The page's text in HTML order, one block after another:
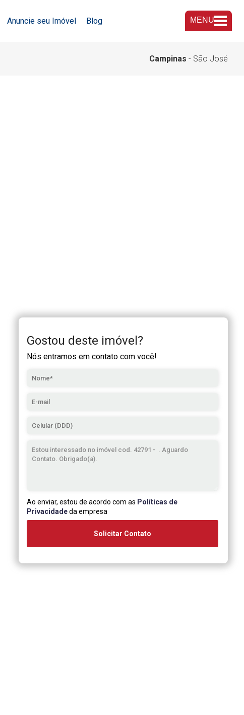
Anuncie seu Imóvel Blog MENU
Campinas - São José
Gostou deste imóvel?
Nós entramos em contato com você!
Ao enviar, estou de acordo com as Políticas de
Privacidadeda empresa
Solicitar Contato